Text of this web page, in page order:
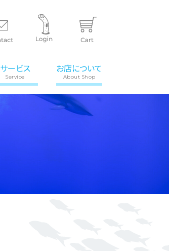
サービス
Service
お店について
About Shop